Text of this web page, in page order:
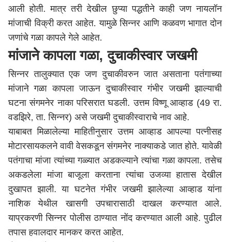
आली होती. मात्र तरी देखील छुप्या पद्धतीने काही जण नायलॉन
मांजाची विक्री करत आहेत. यामुळे सिन्नर आणि कळवण भागात दोन
जणांचे गळा कापले गेले आहेत.
मांजाने कापला गळा, दुचाकीस्वार जखमी
सिन्नर तालुक्यात एक जण दुचाकीवरुन जात असताना पतंगाच्या
मांजाने गळा कापला जाऊन दुचाकीस्वार गंभीर जखमी झाल्याची
घटना संगमनेर नाका परिसरात घडली. उत्तम विष्णू आव्हाड (49 रा.
वडझिरे, ता. सिन्नर) असे जखमी दुचाकीस्वाराचे नाव आहे.
याबाबत मिळालेल्या माहितीनुसार उत्तम आव्हाड आपल्या पत्नीसह
मोटारसायकलने वावी वेसकडून संगमनेर नाक्याकडे जात होते. यावेळी
पतंगाचा मांजा त्यांच्या गळ्यात अडकल्याने त्यांचा गळा कापला. तसेच
अकडलेला मांजा बाजूला करताना त्यांचा उजव्या हातास देखील
दुखापत झाली. या घटनेत गंभीर जखमी झालेल्या आव्हाड यांना
नाशिकयेथील खासगी उपचारासाठी दाखल करण्यात आले.
याप्रकरणी सिन्नर पोलीस ठाण्यात नोंद करण्यात आली आहे. पुढील
तपास हवालदार मानकर करत आहेत.